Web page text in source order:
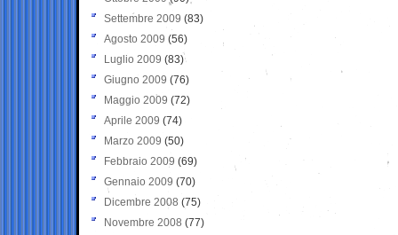
Settembre 2009 (83)
Agosto 2009 (56)
Luglio 2009 (83)
Giugno 2009 (76)
Maggio 2009 (72)
Aprile 2009 (74)
Marzo 2009 (50)
Febbraio 2009 (69)
Gennaio 2009 (70)
Dicembre 2008 (75)
Novembre 2008 (77)